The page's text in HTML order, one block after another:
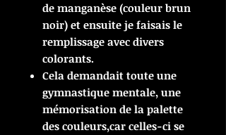
de manganèse (couleur brun
noir) et ensuite je faisais le
remplissage avec divers
colorants.
Cela demandait toute une
gymnastique mentale, une
mémorisation de la palette
des couleurs,car celles-ci se